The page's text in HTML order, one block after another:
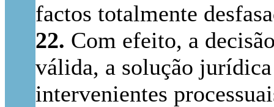
factos totalmente
22. Com efeito, a
válida, a solução
intervenientes